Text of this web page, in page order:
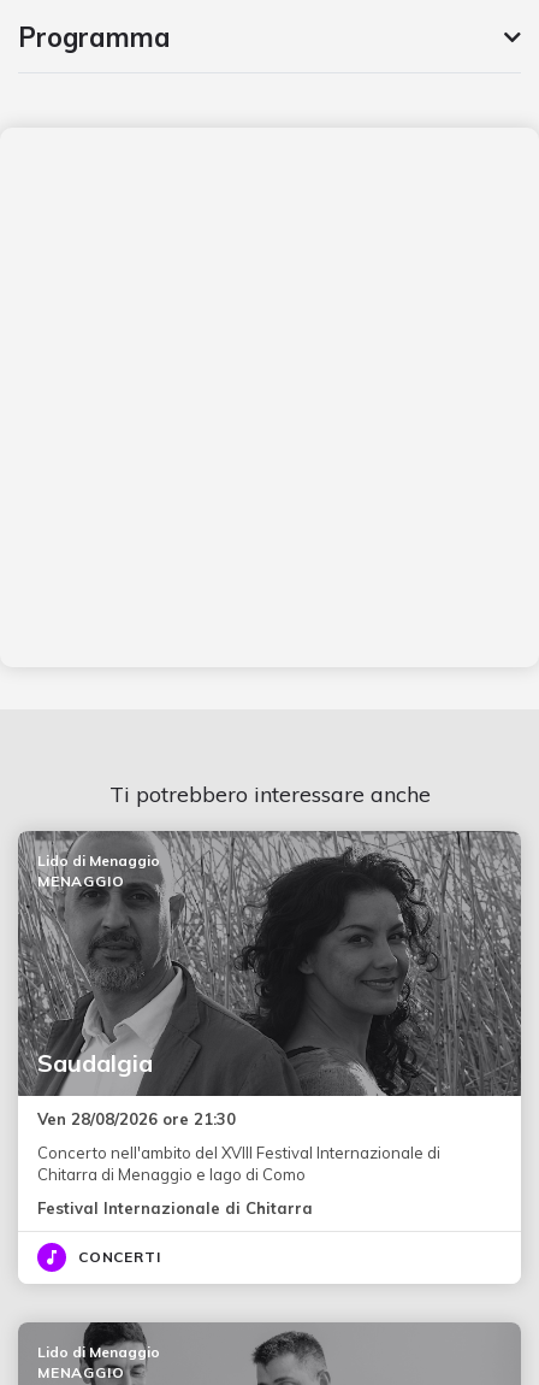
Programma
Ti potrebbero interessare anche
Saudalgia
Lido di Menaggio
MENAGGIO
Ven 28/08/2026 ore 21:30
Concerto nell'ambito del XVIII Festival Internazionale di
Chitarra di Menaggio e lago di Como
Festival Internazionale di Chitarra
CONCERTI
Lido di Menaggio
MENAGGIO